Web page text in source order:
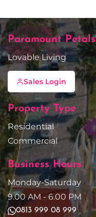
Paramount Petals
Lovable Living
Sales Login
Property Type
Residential
Commercial
Business Hours
Monday-Saturday
9.00 AM - 6.00 PM
0813 999 08 999